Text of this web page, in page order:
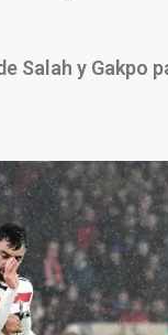
Salah y Gakpo